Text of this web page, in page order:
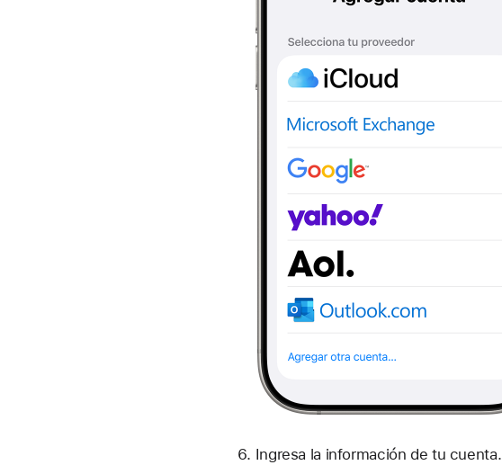
Ingresa la información de tu cuenta.